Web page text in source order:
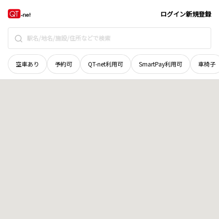
ログイン新規登録
空車あり 予約可 QT-net利用可 SmartPay利用可 車椅子
青森県